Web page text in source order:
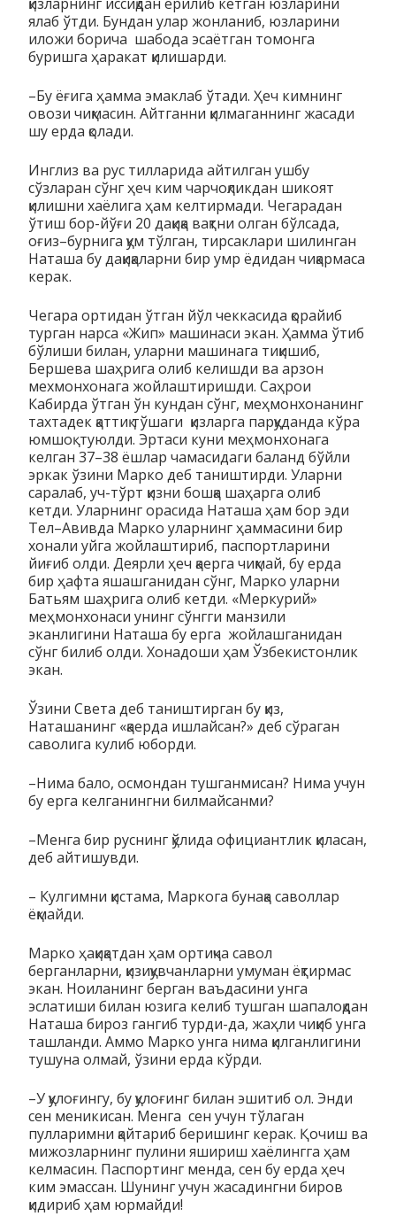
ялаб ўтди. Бундан улар жонланиб, юзларини
иложи борича шабода эсаётган томонга
буришга ҳаракат қилишарди.
–Бу ёғига ҳамма эмаклаб ўтади. Ҳеч кимнинг
овози чиқмасин. Айтганни қилмаганнинг жасади
шу ерда қолади.
Инглиз ва рус тилларида айтилган ушбу
сўзларан сўнг ҳеч ким чарчоқликдан шикоят
қилишни хаёлига ҳам келтирмади. Чегарадан
ўтиш бор-йўғи 20 дақиқа вақтни олган бўлсада,
оғиз–бурнига қум тўлган, тирсаклари шилинган
Наташа бу дақиқаларни бир умр ёдидан чиқармаса
керак.
Чегара ортидан ўтган йўл чеккасида қорайиб
турган нарса «Жип» машинаси экан. Ҳамма ўтиб
бўлиши билан, уларни машинага тиқишиб,
Бершева шаҳрига олиб келишди ва арзон
мехмонхонага жойлаштиришди. Саҳрои
Кабирда ўтган ўн кундан сўнг, меҳмонхонанинг
тахтадек қаттиқ тўшаги қизларга парқуданда кўра
юмшоқ туюлди. Эртаси куни меҳмонхонага
келган 37–38 ёшлар чамасидаги баланд бўйли
эркак ўзини Марко деб таништирди. Уларни
саралаб, уч-тўрт қизни бошқа шаҳарга олиб
кетди. Уларнинг орасида Наташа ҳам бор эди
Тел–Авивда Марко уларнинг ҳаммасини бир
хонали уйга жойлаштириб, паспортларини
йиғиб олди. Деярли ҳеч қаерга чиқмай, бу ерда
бир ҳафта яшашганидан сўнг, Марко уларни
Батьям шаҳрига олиб кетди. «Меркурий»
меҳмонхонаси унинг сўнгги манзили
эканлигини Наташа бу ерга жойлашганидан
сўнг билиб олди. Хонадоши ҳам Ўзбекистонлик
экан.
Ўзини Света деб таништирган бу қиз,
Наташанинг «қаерда ишлайсан?» деб сўраган
саволига кулиб юборди.
–Нима бало, осмондан тушганмисан? Нима учун
бу ерга келганингни билмайсанми?
–Менга бир руснинг қўлида официантлик қиласан,
деб айтишувди.
– Кулгимни қистама, Маркога бунақа саволлар
ёқмайди.
Марко ҳақиқатдан ҳам ортиқча савол
берганларни, қизиқувчанларни умуман ёқтирмас
экан. Ноиланинг берган ваъдасини унга
эслатиши билан юзига келиб тушган шапалоқдан
Наташа бироз гангиб турди-да, жаҳли чиқиб унга
ташланди. Аммо Марко унга нима қилганлигини
тушуна олмай, ўзини ерда кўрди.
–У қулоғингу, бу қулоғинг билан эшитиб ол. Энди
сен меникисан. Менга сен учун тўлаган
пулларимни қайтариб беришинг керак. Қочиш ва
мижозларнинг пулини яшириш хаёлингга ҳам
келмасин. Паспортинг менда, сен бу ерда ҳеч
ким эмассан. Шунинг учун жасадингни биров
қидириб ҳам юрмайди!